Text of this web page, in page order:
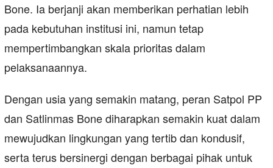
Bone. Ia berjanji akan memberikan perhatian lebih
pada kebutuhan institusi ini, namun tetap
mempertimbangkan skala prioritas dalam
pelaksanaannya.
Dengan usia yang semakin matang, peran Satpol PP
dan Satlinmas Bone diharapkan semakin kuat dalam
mewujudkan lingkungan yang tertib dan kondusif,
serta terus bersinergi dengan berbagai pihak untuk